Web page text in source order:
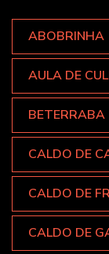
ABOBRINHA
AULA DE
BETERRABA
CALDO DE
CALDO DE
CALDO DE